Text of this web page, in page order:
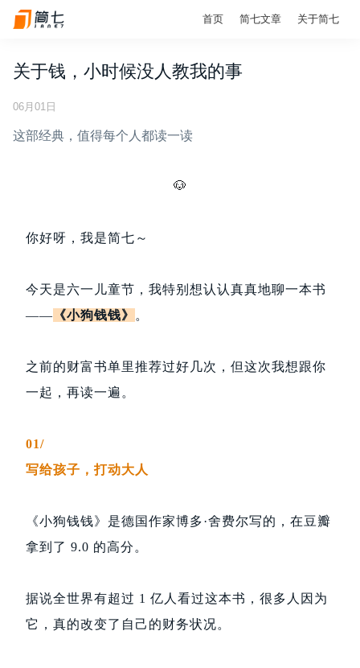
首页 简七文章 关于简七
关于钱，小时候没人教我的事
06月01日
这部经典，值得每个人都读一读
🐶
你好呀，我是简七～
今天是六一儿童节，我特别想认认真真地聊一本书
—— 《小狗钱钱》 。
之前的财富书单里推荐过好几次，但这次我想跟你
一起，再读一遍。
01/
写给孩子，打动大人
《小狗钱钱》是德国作家博多·舍费尔写的，在豆瓣
拿到了 9.0 的高分。
据说全世界有超过 1 亿人看过这本书，很多人因为
它，真的改变了自己的财务状况。